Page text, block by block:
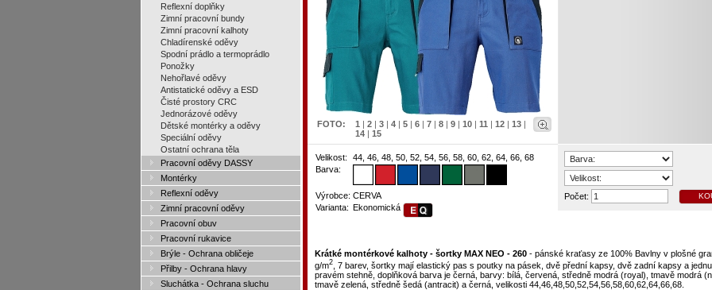
Reflexní doplňky
Zimní pracovní bundy
Zimní pracovní kalhoty
Chladírenské oděvy
Spodní prádlo a termoprádlo
Ponožky
Nehořlavé oděvy
Antistatické oděvy a ESD
Čisté prostory CRC
Jednorázové oděvy
Dětské montérky a oděvy
Speciální oděvy
Ostatní ochrana těla
Pracovní oděvy DASSY
Montérky
Reflexní oděvy
Zimní pracovní oděvy
Pracovní obuv
Pracovní rukavice
Brýle - Ochrana obličeje
Přilby - Ochrana hlavy
Sluchátka - Ochrana sluchu
FOTO: 1 | 2 | 3 | 4 | 5 | 6 | 7 | 8 | 9 | 10 | 11 | 12 | 13 |
14 | 15
Velikost:
44, 46, 48, 50, 52, 54, 56, 58, 60, 62, 64, 66, 68
Barva:
Výrobce: CERVA
Varianta: Ekonomická
Počet:
Krátké montérkové kalhoty - šortky MAX NEO - 260 - pánské kraťasy ze 100% Bavlny v plošné
g/m2 , 7 barev, šortky mají elastický pas s poutky na pásek, dvě přední kapsy, dvě zadní kapsy a
pravém stehně, doplňková barva je černá, barvy: bílá, červená, středně modrá (royal), tmavě modrá
tmavě zelená, středně šedá (antracit) a černá, velikosti 44,46,48,50,52,54,56,58,60,62,64,66,68.